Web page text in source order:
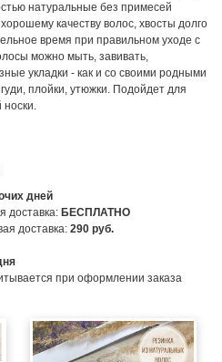
натуральные без примесей
качеству волос, хвосты долго
время при правильном уходе с
можно мыть, завивать,
укладки - как и со своими родными
плойки, утюжки. Подойдет для
носки.
дней
доставка: БЕСПЛАТНО
доставка: 290 руб.
при оформлении заказа